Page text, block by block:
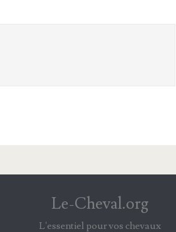
Le-Cheval.org
L'essentiel pour vos chevaux